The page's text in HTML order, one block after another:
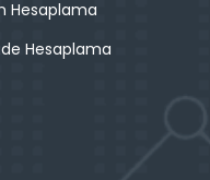
Hesaplama
Hesaplama